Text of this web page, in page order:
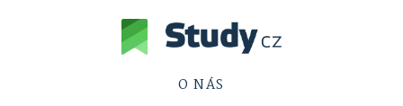
O NÁS